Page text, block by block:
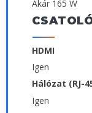
Akár 165 W
HDMI
Igen
Hálózat (RJ-
Igen